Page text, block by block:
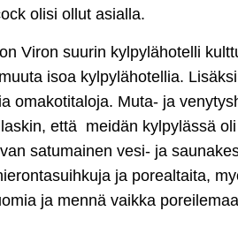
olisi ollut asialla.
Viron suurin kylpylähotelli
isoa kylpylähotellia.
omakotitaloja. Muta- ja
että meidän kylpylässä
satumainen vesi- ja
ja porealtaita,
ja mennä vaikka